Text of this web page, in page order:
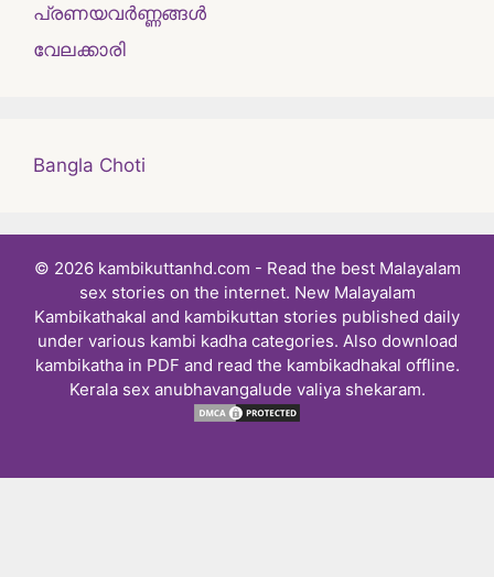
പ്രണയവർണ്ണങ്ങൾ
വേലക്കാരി
Bangla Choti
© 2026 kambikuttanhd.com - Read the best Malayalam
sex stories on the internet. New Malayalam
Kambikathakal and kambikuttan stories published daily
under various kambi kadha categories. Also download
kambikatha in PDF and read the kambikadhakal offline.
Kerala sex anubhavangalude valiya shekaram.